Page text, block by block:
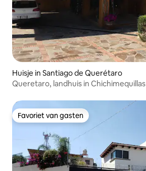
Huisje in Santiago de Querétaro
Queretaro, landhuis in Chichimequillas
Favoriet van gasten
Favoriet van gasten